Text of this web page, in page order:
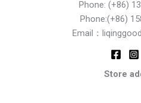
Phone: (+86)
Phone:(+86)
Email：
Store